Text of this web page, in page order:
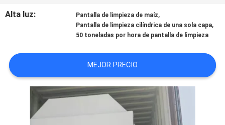
NOTICIAS
PIDA
UNA
CITA
MAPA
Alta luz: Pantalla de limpieza de maíz,
Pantalla de limpieza cilíndrica de una sola capa,
50 toneladas por hora de pantalla de limpieza
MEJOR PRECIO